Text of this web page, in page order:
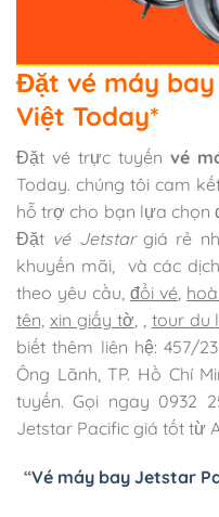
Đặt vé máy
Việt Today*
Đặt vé trực tuyến vé
Today. chúng tôi cam
hỗ trợ cho bạn lựa chọn
Đặt vé Jetstargiá rẻ
khuyến mãi, và các
theo yêu cầu, đổi vé
tên, xin giấy tờ tour du
biết thêm liên hệ: 457/
Ông Lãnh, TP. Hồ Chí
tuyến. Gọi ngay 0932
Jetstar Pacific giá tốt từ
“Vé máy bay Jetstar